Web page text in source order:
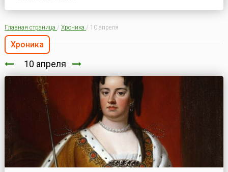
Главная страница / Хроника / 10 апреля
Хроника
10 апреля